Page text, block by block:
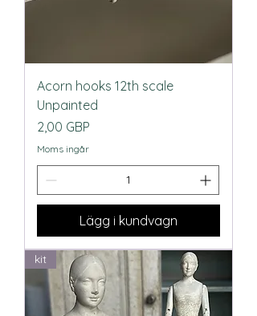
Acorn hooks 12th scale
Unpainted
Pris
2,00 GBP
Moms ingår
Lägg i kundvagn
kit